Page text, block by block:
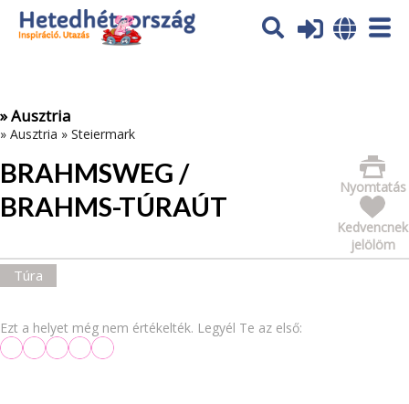
Az oldal sütiket (cookies) használ. További tájékoztatás itt:
Adatvédelmi tájékoztató
» Ausztria
» Ausztria » Steiermark
BRAHMSWEG /
BRAHMS-TÚRAÚT
Nyomtatás
Kedvencnek
jelölöm
Túra
Ezt a helyet még nem értékelték. Legyél Te az első: